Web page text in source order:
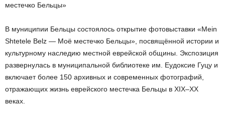
местечко Бельцы»
В муниципии Бельцы состоялось открытие фотовыставки «Mein
Shtetele Belz — Моё местечко Бельцы», посвящённой истории и
культурному наследию местной еврейской общины. Экспозиция
развернулась в муниципальной библиотеке им. Еудоксие Гуцу и
включает более 150 архивных и современных фотографий,
отражающих жизнь еврейского местечка Бельцы в XIX–XX
веках.